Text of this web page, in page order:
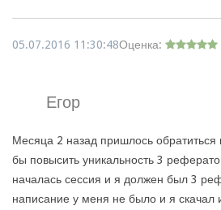
05.07.2016 11:30:48Оценка:
Егор
Месяца 2 назад пришлось обратиться
бы повысить уникальность 3
началась сессия и я должен был 3
написание у меня не было и я скачал